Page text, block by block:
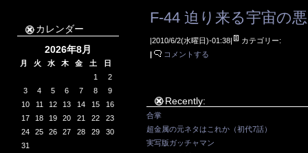
カレンダー
2026年8月
月 火 水 木 金 土
日
1
2
3
4 5 6 7 8
9
10
11 12 13 14 15
16
17
18 19 20 21 22
23
24
25 26 27 28 29
30
31
F-44 迫り来る宇宙の
|2010/6/2(水曜日)-01:38|
カテゴリー:
|
コメントする
Recently:
合掌
超金属の元ネタはこれか（初代7話）
実写版ガッチャマン